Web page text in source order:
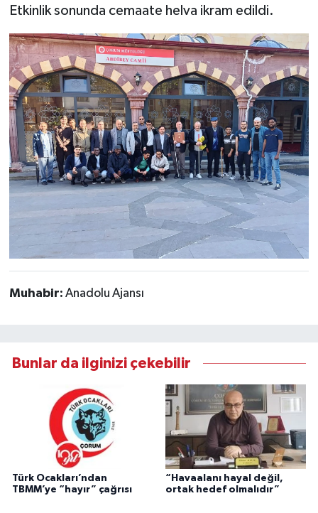
Etkinlik sonunda cemaate helva ikram edildi.
Muhabir: Anadolu Ajansı
Bunlar da ilginizi çekebilir
Türk Ocakları’ndan
TBMM’ye “hayır” çağrısı
“Havaalanı hayal değil,
ortak hedef olmalıdır”